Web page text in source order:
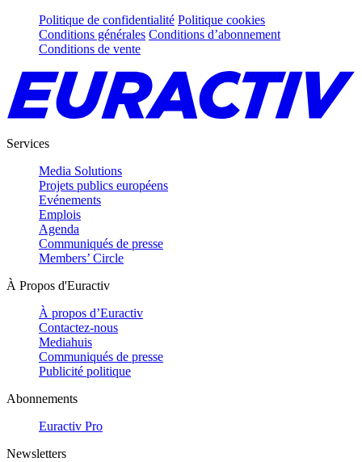
Politique de confidentialité Politique cookies
Conditions générales Conditions d’abonnement
Conditions de vente
Services
Media Solutions
Projets publics européens
Evénements
Emplois
Agenda
Communiqués de presse
Members’ Circle
À Propos d'Euractiv
À propos d’Euractiv
Contactez-nous
Mediahuis
Communiqués de presse
Publicité politique
Abonnements
Euractiv Pro
Newsletters